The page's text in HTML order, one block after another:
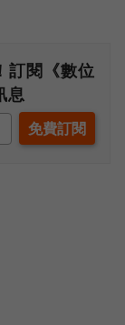
訂閱《數位
息